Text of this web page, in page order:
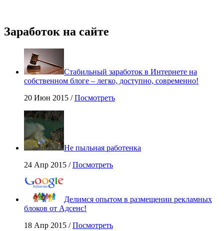
Заработок на сайте
Стабильный заработок в Интернете на
собственном блоге – легко, доступно, современно!
20 Июн 2015 /Посмотреть
Не пыльная работенка
24 Апр 2015 /Посмотреть
Делимся опытом в размещении рекламных
блоков от Адсенс!
18 Апр 2015 /Посмотреть